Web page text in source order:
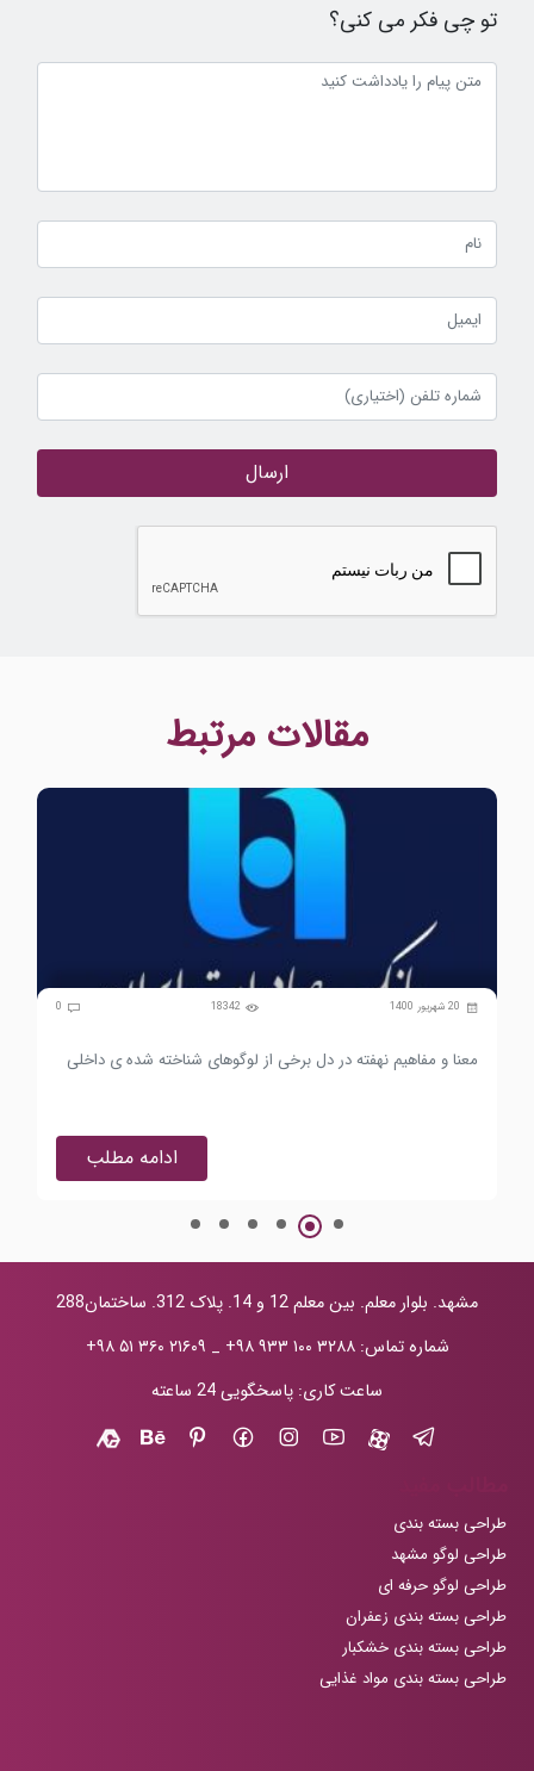
تو چی فکر می کنی؟
ارسال
مقالات مرتبط
20 شهریور 1400 18342
0
معنا و مفاهیم نهفته در دل برخی از لوگوهای شناخته شده ی داخلی
ادامه مطلب
مشهد. بلوار معلم. بین معلم 12 و 14. پلاک 312. ساختمان288
شماره تماس:+۹۸ ۹۳۳ ۱۰۰ ۳۲۸۸ _ +۹۸ ۵۱ ۳۶۰ ۲۱۶۰۹
ساعت کاری: پاسخگویی 24 ساعته
طراحی بسته بندی
طراحی لوگو مشهد
طراحی لوگو حرفه ای
طراحی بسته بندی زعفران
طراحی بسته بندی خشکبار
طراحی بسته بندی مواد غذایی